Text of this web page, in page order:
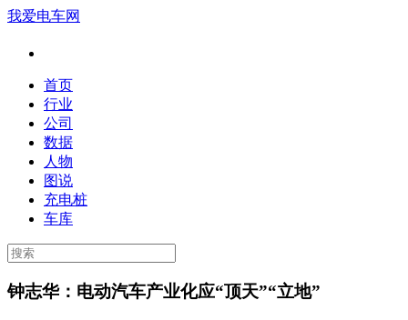
我爱电车网
首页
行业
公司
数据
人物
图说
充电桩
车库
钟志华：电动汽车产业化应“顶天”“立地”